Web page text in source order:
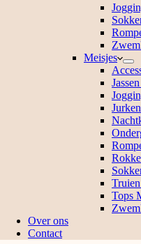
Meisjes
Jurken
Tops
Over ons
Contact